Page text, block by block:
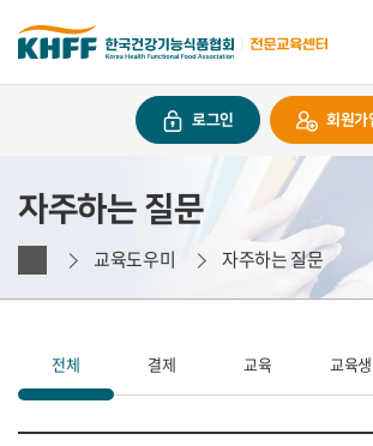
로그인 회원가
자주하는 질문
교육도우미 자주하는 질문
전체 결제 교육 교육